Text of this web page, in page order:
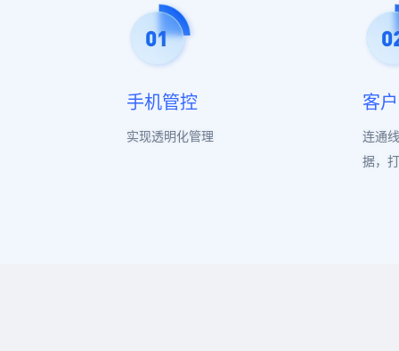
手机管控
实现透明化管理
客
连通
据，